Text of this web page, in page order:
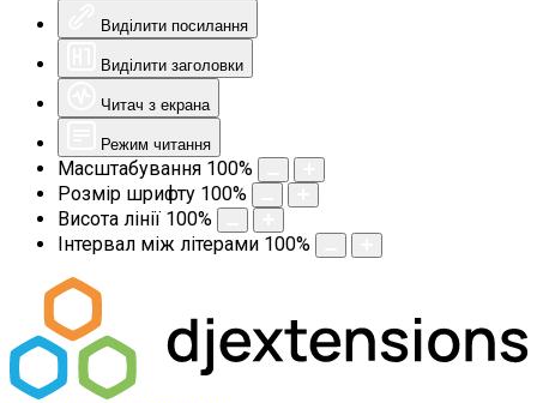
Виділити посилання
Виділити заголовки
Читач з екрана
Режим читання
Масштабування 100%
Розмір шрифту 100%
Висота лінії 100%
Інтервал між літерами 100%